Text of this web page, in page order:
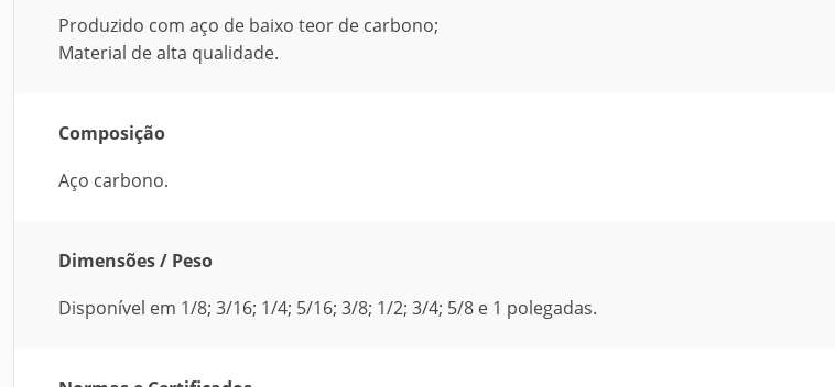
Produzido com aço de baixo teor de carbono;
Material de alta qualidade.
Composição
Aço carbono.
Dimensões / Peso
Disponível em 1/8; 3/16; 1/4; 5/16; 3/8; 1/2; 3/4; 5/8 e 1 polegadas.